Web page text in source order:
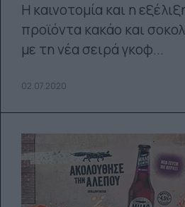
Η καινοτομία και η
προϊόντα κακάο και
με τη νέα σειρά γκοφ...
02.07.2020